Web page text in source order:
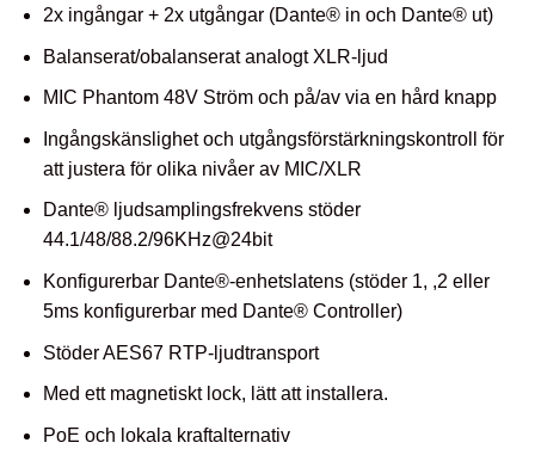
2x ingångar + 2x utgångar (Dante® in och Dante® ut)
Balanserat/obalanserat analogt XLR-ljud
MIC Phantom 48V Ström och på/av via en hård knapp
Ingångskänslighet och utgångsförstärkningskontroll för
att justera för olika nivåer av MIC/XLR
Dante® ljudsamplingsfrekvens stöder
44.1/48/88.2/96KHz@24bit
Konfigurerbar Dante®-enhetslatens (stöder 1, ,2 eller
5ms konfigurerbar med Dante® Controller)
Stöder AES67 RTP-ljudtransport
Med ett magnetiskt lock, lätt att installera.
PoE och lokala kraftalternativ